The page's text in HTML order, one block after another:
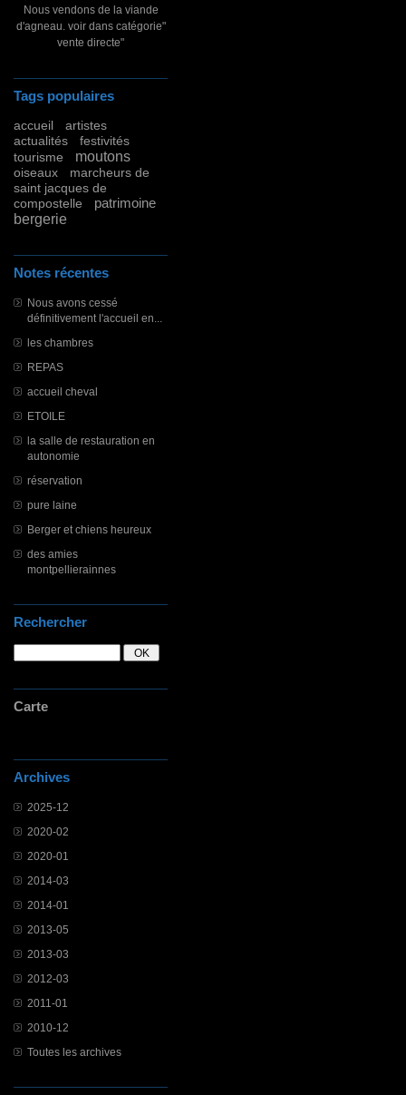
Nous vendons de la viande
d'agneau. voir dans catégorie"
vente directe"
Tags populaires
accueil
artistes
actualités
festivités
tourisme
moutons
oiseaux
marcheurs de
saint jacques de
compostelle
patrimoine
bergerie
Notes récentes
Nous avons cessé
définitivement l'accueil en...
les chambres
REPAS
accueil cheval
ETOILE
la salle de restauration en
autonomie
réservation
pure laine
Berger et chiens heureux
des amies
montpellierainnes
Rechercher
Carte
Archives
2025-12
2020-02
2020-01
2014-03
2014-01
2013-05
2013-03
2012-03
2011-01
2010-12
Toutes les archives